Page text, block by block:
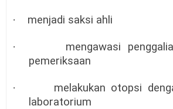
· menjadi saksi ahli
·
mengawasi
pemeriksaan
·
melakukan otopsi
laboratorium